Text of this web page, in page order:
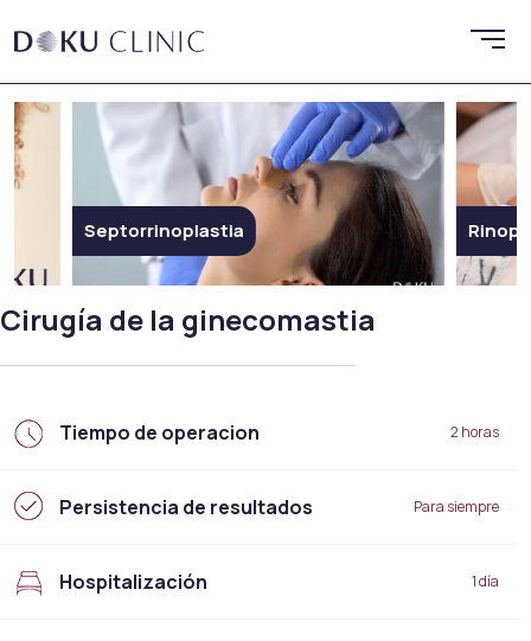
Rinoplastia
Cirugía de la ginecomastia
Tiempo de operacion 2 horas
Persistencia de resultados Para siempre
Hospitalización 1 día